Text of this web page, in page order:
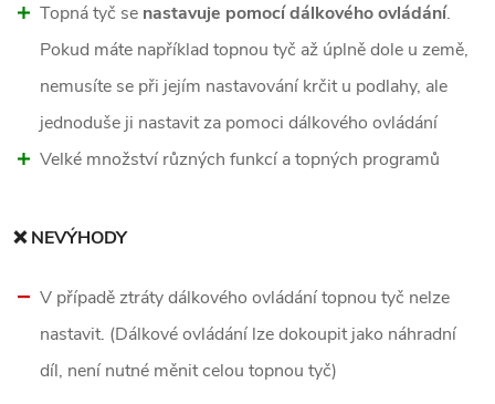
Topná tyč se nastavuje pomocí dálkového ovládání.
Pokud máte například topnou tyč až úplně dole u země,
nemusíte se při jejím nastavování krčit u podlahy, ale
jednoduše ji nastavit za pomoci dálkového ovládání
Velké množství různých funkcí a topných programů
❌ NEVÝHODY
V případě ztráty dálkového ovládání topnou tyč nelze
nastavit. (Dálkové ovládání lze dokoupit jako náhradní
díl, není nutné měnit celou topnou tyč)